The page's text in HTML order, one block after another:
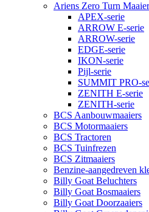
Ariens Zero Turn
APEX-serie
ARROW E-serie
ARROW-serie
EDGE-serie
IKON-serie
Pijl-serie
SUMMIT PRO-
ZENITH E-serie
ZENITH-serie
BCS Aanbouwmaaiers
BCS Motormaaiers
BCS Tractoren
BCS Tuinfrezen
BCS Zitmaaiers
Benzine-aangedreven
Billy Goat Beluchters
Billy Goat Bosmaaiers
Billy Goat Doorzaaiers